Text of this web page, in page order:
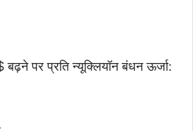
बढ़ने पर प्रति न्यूक्लियॉन बंधन ऊर्जा: